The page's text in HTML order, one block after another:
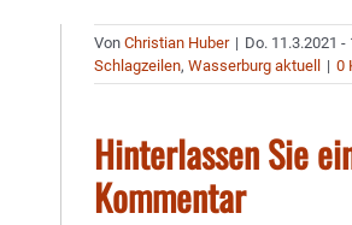
VonChristian Huber | Do. 11.3.2021 -
Schlagzeilen,Wasserburg aktuell | 0
Hinterlassen Sie
Kommentar